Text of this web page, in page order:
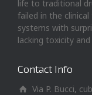
life to traditional
failed in the
systems with
lacking toxicity
Contact Info
Via P. Bucci,